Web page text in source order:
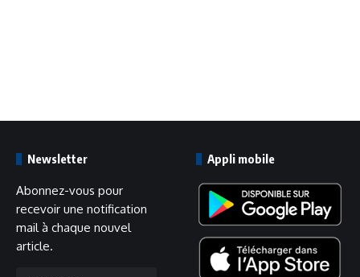
Newsletter
Abonnez-vous pour
recevoir une notification
mail à chaque nouvel
article.
Appli mobile